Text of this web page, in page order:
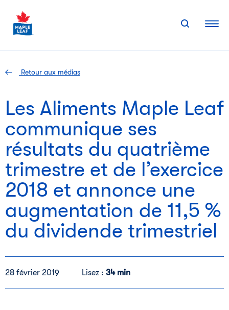
content
Retour aux médias
Les Aliments Maple Leaf
communique ses
résultats du quatrième
trimestre et de l’exercice
2018 et annonce une
augmentation de 11,5 %
du dividende trimestriel
28 février 2019 Lisez : 34 min